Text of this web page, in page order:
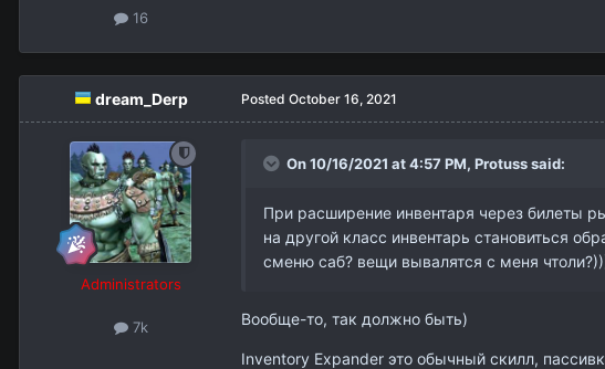
16
dream_Derp
Administrators
7k
Posted October 16, 2021
On 10/16/2021 at 4:57 PM, Protusssaid:
При расширение инвентаря через билеты
на другой класс инвентарь становиться
сменю саб? вещи вывалятся с меня
Вообще-то, так должно быть)
Inventory Expander это обычный скилл,